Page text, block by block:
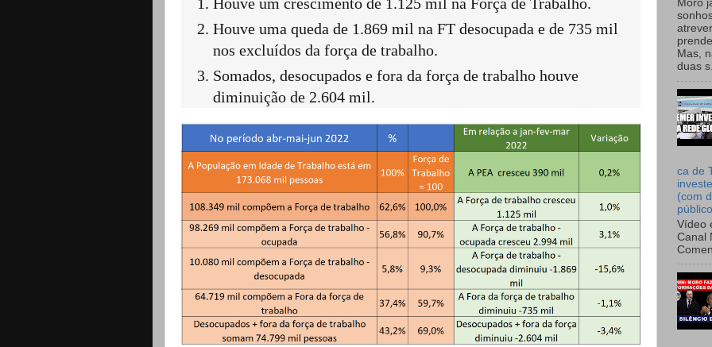
Houve um crescimento de 1.125 mil na Força de Trabalho.
Houve uma queda de 1.869 mil na FT desocupada e de 735 mil
nos excluídos da força de trabalho.
Somados, desocupados e fora da força de trabalho houve
diminuição de 2.604 mil.
Moro
Mas,
duas
ca de
(com
Vídeo
Canal